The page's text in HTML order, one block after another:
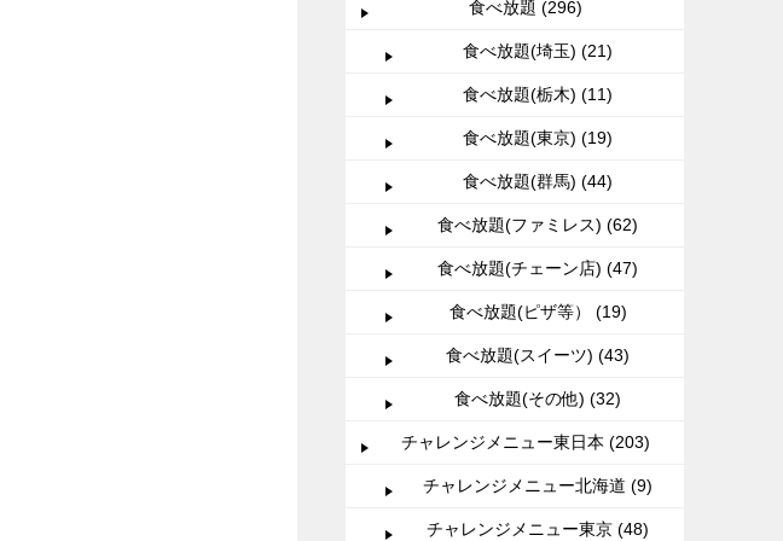
食べ放題 (296)
食べ放題(埼玉) (21)
食べ放題(栃木) (11)
食べ放題(東京) (19)
食べ放題(群馬) (44)
食べ放題(ファミレス) (62)
食べ放題(チェーン店) (47)
食べ放題(ピザ等） (19)
食べ放題(スイーツ) (43)
食べ放題(その他) (32)
チャレンジメニュー東日本 (203)
チャレンジメニュー北海道 (9)
チャレンジメニュー東京 (48)